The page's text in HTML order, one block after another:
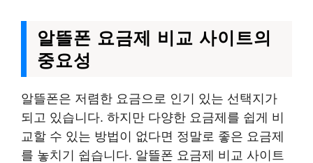
알뜰폰 요금제 비교 사이트의
중요성
알뜰폰은 저렴한 요금으로 인기 있는 선택지가
되고 있습니다. 하지만 다양한 요금제를 쉽게 비
교할 수 있는 방법이 없다면 정말로 좋은 요금제
를 놓치기 쉽습니다. 알뜰폰 요금제 비교 사이트